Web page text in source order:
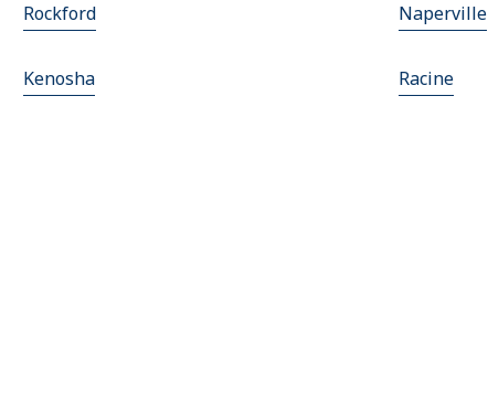
Rockford Naperville
Kenosha Racine